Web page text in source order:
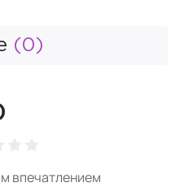
(0)
впечатлением